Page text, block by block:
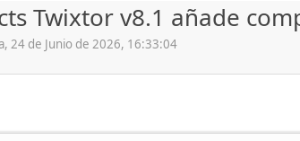
Twixtor v8.1 añade
24 de Junio de 2026, 16:33:04